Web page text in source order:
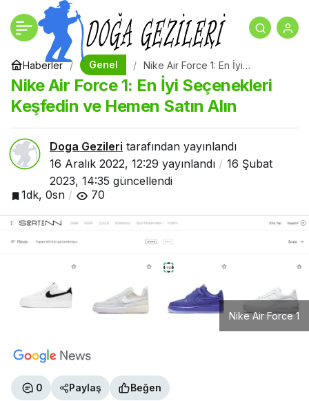
Haberler Genel
Nike Air Force 1: En İyi
Seçenekleri Keşfedin ve Hemen
Satın Alın
Nike Air Force 1: En İyi Seçenekleri
Keşfedin ve Hemen Satın Alın
Doga Gezileri tarafından yayınlandı
16 Aralık 2022, 12:29 yayınlandı
16 Şubat
2023, 14:35 güncellendi
1dk, 0sn
70
Nike Air Force 1
0 Paylaş Beğen
Nike Air Force 1: En İyi
Seçenekleri Keşfedin ve
Hemen Satın Alın
+ 0